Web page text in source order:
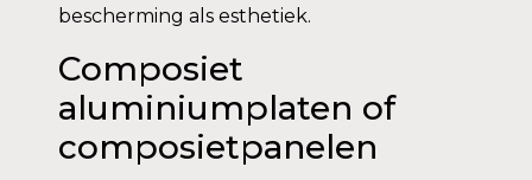
bescherming als esthetiek.
Composiet
aluminiumplaten of
composietpanelen